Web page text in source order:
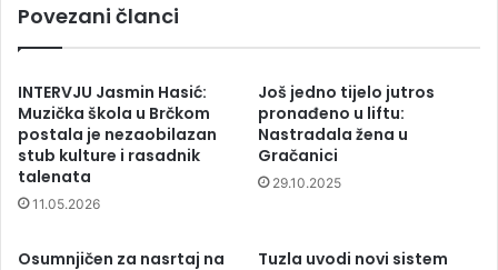
Povezani članci
INTERVJU Jasmin Hasić:
Muzička škola u Brčkom
postala je nezaobilazan
stub kulture i rasadnik
talenata
11.05.2026
Još jedno tijelo jutros
pronađeno u liftu:
Nastradala žena u
Gračanici
29.10.2025
Osumnjičen za nasrtaj na
Tuzla uvodi novi sistem